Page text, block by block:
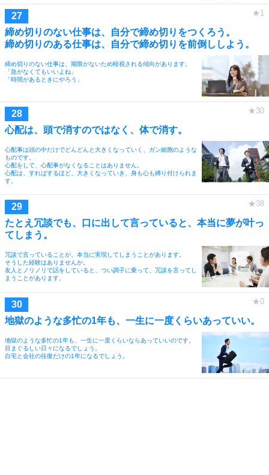
締め切りのない仕事は、自分で締め切りをつくろう。
締め切りのある仕事は、自分で締め切りを前倒ししよう。
締め切りのない仕事は、期限がないため軽視される傾向があります。
「急がなくてもいいよね」
「時間があるときにやろう」
心配は、頭で消すのではなく、体で消す。
心配事は頭の中だけでどんどんと大きくなっていく、ガン細胞のような
ものです。
心配をして、心配事がなくなることはありません。
心配は、すればするほど、大きくなっていき、身も心も縛り付けられま
す。
たとえ冗談でも、口に出して言っていると、本当に夢が叶っ
てしまう。
冗談で言っていることが、本当に実現してしまうことがあります。
そうした経験はありませんか。
友人とノリノリで話をしていると、つい調子に乗って、冗談を言ってし
まうことがあります。
地獄のような多忙の1年も、一生に一度くらいあっていい。
地獄のような多忙の1年も、一生に一度くらいならあっていいのです。
目まぐるしい日々になるでしょう。
自宅と会社の往復だけの1年になるでしょう。